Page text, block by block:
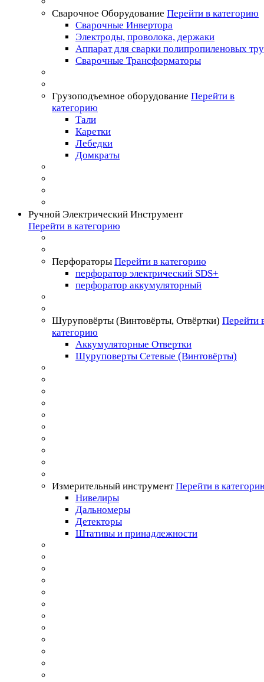
Сварочное Оборудование Перейти в категорию
Сварочные Инвертора
Электроды, проволока, держаки
Аппарат для сварки полипропиленовых
Сварочные Трансформаторы
Грузоподъемное оборудование Перейти в
категорию
Тали
Каретки
Лебедки
Домкраты
Ручной Электрический Инструмент
Перейти в категорию
Перфораторы Перейти в категорию
перфоратор электрический SDS+
перфоратор аккумуляторный
Шуруповёрты (Винтовёрты, Отвёртки) Перейти
категорию
Аккумуляторные Отвертки
Шуруповерты Сетевые (Винтовёрты)
Измерительный инструмент Перейти в
Нивелиры
Дальномеры
Детекторы
Штативы и принадлежности